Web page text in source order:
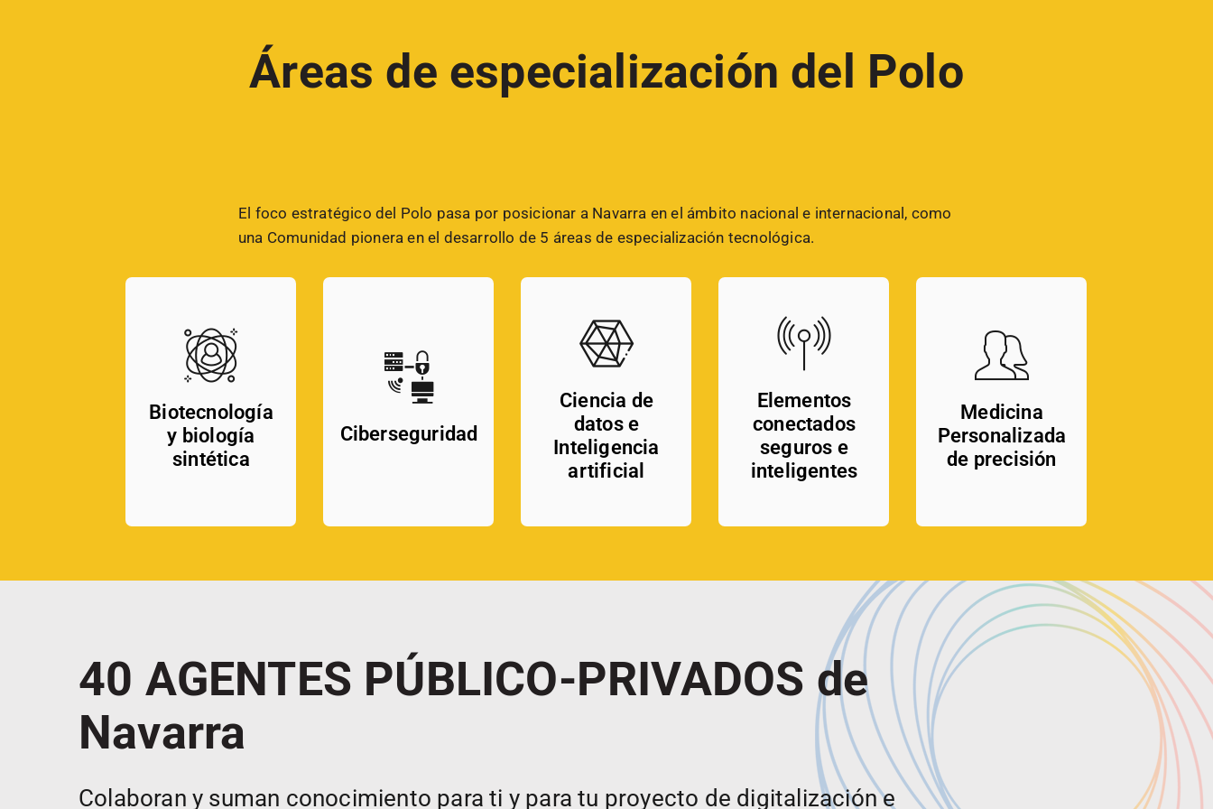
Áreas de especialización del Polo
El foco estratégico del Polo pasa por posicionar a Navarra en el ámbito nacional e internacional, como
una Comunidad pionera en el desarrollo de 5 áreas de especialización tecnológica.
Biotecnología
y biología
sintética
Ciberseguridad
Ciencia de
datos e
Inteligencia
artificial
Elementos
conectados
seguros e
inteligentes
Medicina
Personalizada
de precisión
40 AGENTES PÚBLICO-PRIVADOS de
Navarra
Colaboran y suman conocimiento para ti y para tu proyecto de digitalización e